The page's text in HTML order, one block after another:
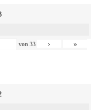
von 33 › »